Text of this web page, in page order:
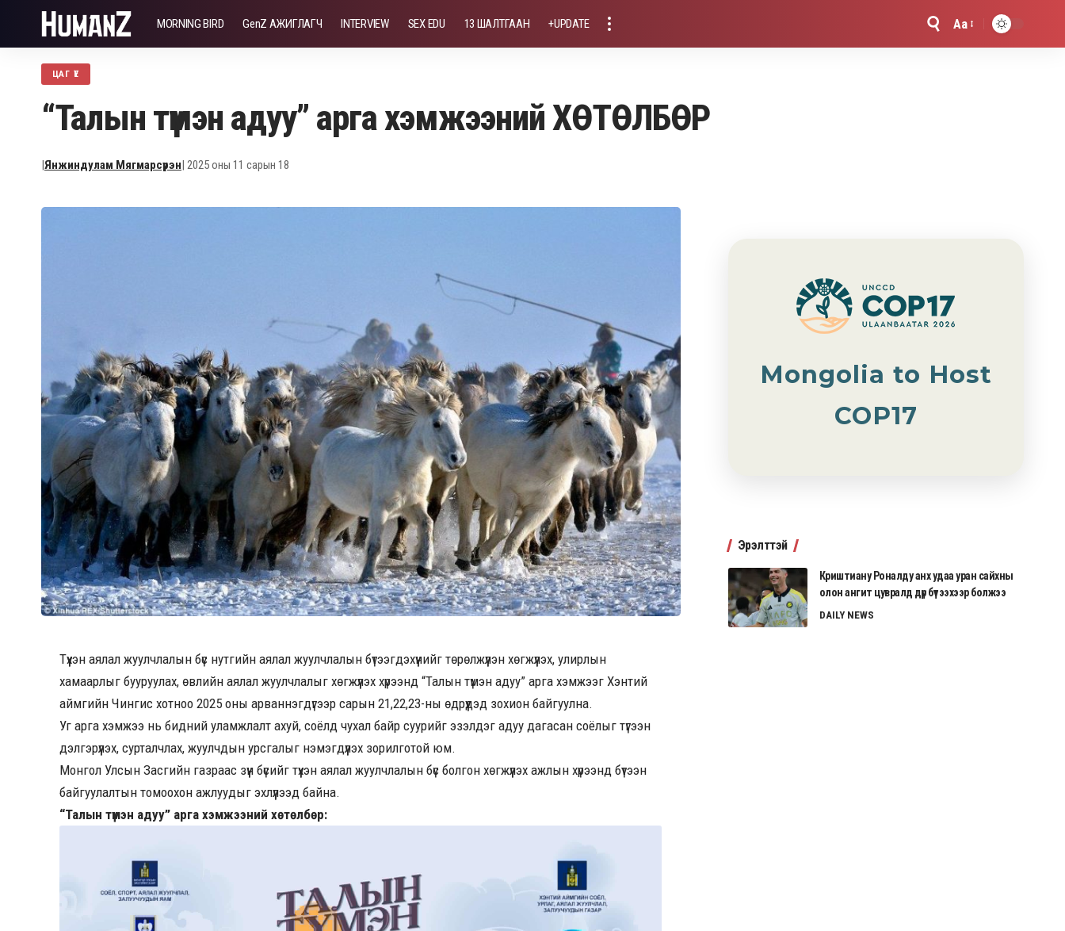
MORNING BIRD GenZ АЖИГЛАГЧ INTERVIEW SEX EDU 13 ШАЛТГААН +UPDATE
Font
Aa
ЦАГ ҮЕ
“Талын түмэн адуу” арга хэмжээний ХӨТӨЛБӨР
|Янжиндулам Мягмарсүрэн| 2025 оны 11 сарын 18
Түүхэн аялал жуулчлалын бүс нутгийн аялал жуулчлалын бүтээгдэхүүнийг төрөлжүүлэн хөгжүүлэх, улирлын
хамаарлыг бууруулах, өвлийн аялал жуулчлалыг хөгжүүлэх хүрээнд “Талын түмэн адуу” арга хэмжээг Хэнтий
аймгийн Чингис хотноо 2025 оны арваннэгдүгээр сарын 21,22,23-ны өдрүүдэд зохион байгуулна.
Уг арга хэмжээ нь бидний уламжлалт ахуй, соёлд чухал байр суурийг эзэлдэг адуу дагасан соёлыг түгээн
дэлгэрүүлэх, сурталчлах, жуулчдын урсгалыг нэмэгдүүлэх зорилготой юм.
Монгол Улсын Засгийн газраас зүүн бүсийг түүхэн аялал жуулчлалын бүс болгон хөгжүүлэх ажлын хүрээнд бүтээн
байгуулалтын томоохон ажлуудыг эхлүүлээд байна.
“Талын түмэн адуу” арга хэмжээний хөтөлбөр:
Mongolia to Host
COP17
Эрэлттэй
Криштиану Роналду анх удаа уран сайхны
олон ангит цувралд дүр бүтээхээр болжээ
DAILY NEWS